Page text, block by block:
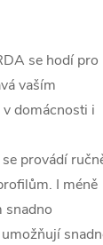
se hodí pro
vaším
domácnosti i
provádí
I méně
snadno